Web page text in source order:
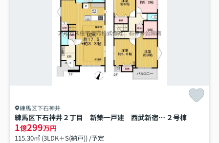
練馬区下石神井
練馬区下石神井２丁目 新築一戸建 西武新宿線 上井草 ２号棟
1億299万円
115.30㎡ (3LDK＋S(納戸)) /予定